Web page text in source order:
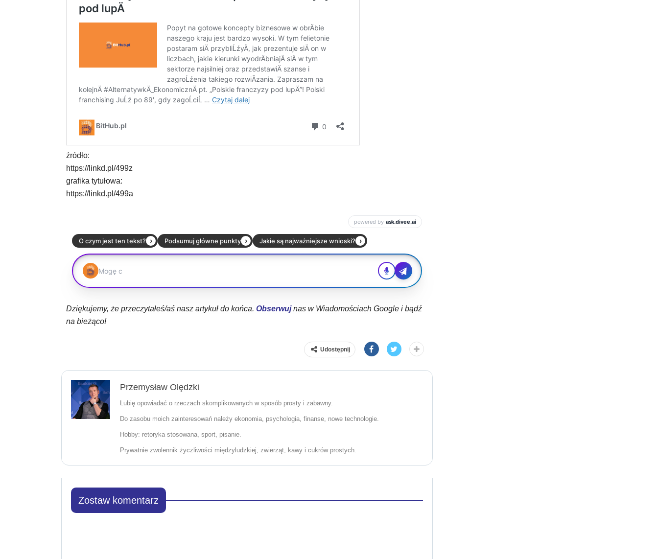
źródło:
https://linkd.pl/499z
grafika tytułowa:
https://linkd.pl/499a
Dziękujemy, że przeczytałeś/aś nasz artykuł do końca. Obserwujnas w Wiadomościach Google i bądź
na bieżąco!
Udostępnij
Przemysław Olędzki
Lubię opowiadać o rzeczach skomplikowanych w sposób prosty i zabawny.
Do zasobu moich zainteresowań należy ekonomia, psychologia, finanse, nowe technologie.
Hobby: retoryka stosowana, sport, pisanie.
Prywatnie zwolennik życzliwości międzyludzkiej, zwierząt, kawy i cukrów prostych.
Zostaw komentarz